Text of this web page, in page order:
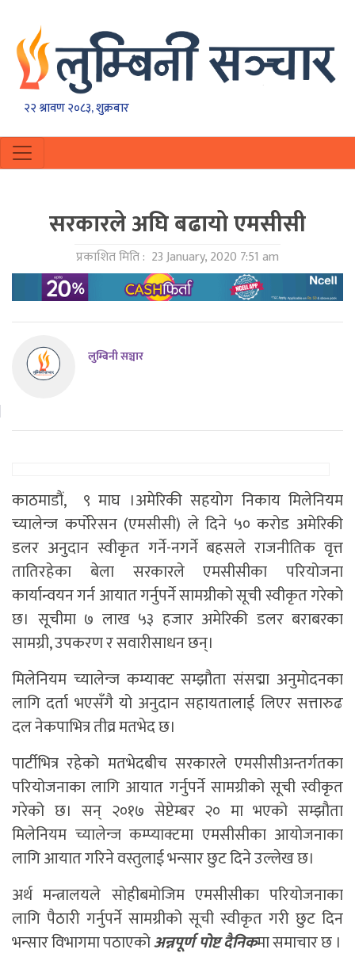
२२ श्रावण २०८३, शुक्रबार
सरकारले अघि बढायो एमसीसी
प्रकाशित मिति : 23 January, 2020 7:51 am
लुम्बिनी सञ्चार
काठमाडौं, ९ माघ ।अमेरिकी सहयोग निकाय मिलेनियम
च्यालेन्ज कर्पोरेसन (एमसीसी) ले दिने ५० करोड अमेरिकी
डलर अनुदान स्वीकृत गर्ने-नगर्ने बहसले राजनीतिक वृत्त
तातिरहेका बेला सरकारले एमसीसीका परियोजना
कार्यान्वयन गर्न आयात गर्नुपर्ने सामग्रीको सूची स्वीकृत गरेको
छ। सूचीमा ७ लाख ५३ हजार अमेरिकी डलर बराबरका
सामग्री, उपकरण र सवारीसाधन छन्।
मिलेनियम च्यालेन्ज कम्याक्ट सम्झौता संसद्मा अनुमोदनका
लागि दर्ता भएसँगै यो अनुदान सहायतालाई लिएर सत्तारुढ
दल नेकपाभित्र तीव्र मतभेद छ।
पार्टीभित्र रहेको मतभेदबीच सरकारले एमसीसीअन्तर्गतका
परियोजनाका लागि आयात गर्नुपर्ने सामग्रीको सूची स्वीकृत
गरेको छ। सन् २०१७ सेप्टेम्बर २० मा भएको सम्झौता
मिलेनियम च्यालेन्ज कम्प्याक्टमा एमसीसीका आयोजनाका
लागि आयात गरिने वस्तुलाई भन्सार छुट दिने उल्लेख छ।
अर्थ मन्त्रालयले सोहीबमोजिम एमसीसीका परियोजनाका
लागि पैठारी गर्नुपर्ने सामग्रीको सूची स्वीकृत गरी छुट दिन
भन्सार विभागमा पठाएकोअन्नपूर्ण पोष्ट दैनिकमा समाचार छ ।